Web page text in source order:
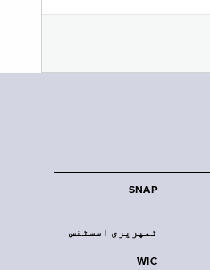
SNAP
ٹمپریری اسسٹنس
WIC